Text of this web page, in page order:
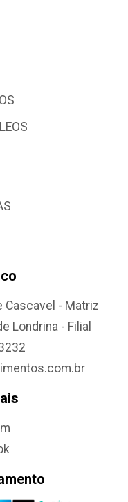
Cascavel - Matriz
Londrina - Filial